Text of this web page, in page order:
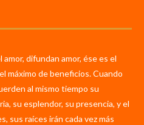
amor, difundan amor, ése es el
máximo de beneficios. Cuando
al mismo tiempo su
su esplendor, su presencia, y el
sus raíces irán cada vez más